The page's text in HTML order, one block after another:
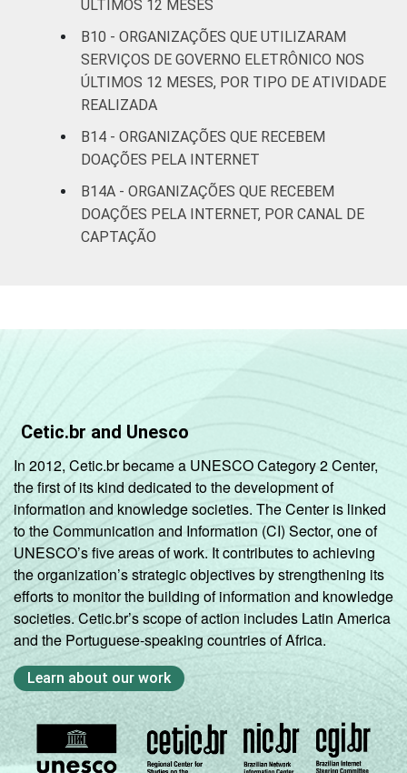
ÚLTIMOS 12 MESES
B10 - ORGANIZAÇÕES QUE UTILIZARAM
SERVIÇOS DE GOVERNO ELETRÔNICO NOS
ÚLTIMOS 12 MESES, POR TIPO DE ATIVIDADE
REALIZADA
B14 - ORGANIZAÇÕES QUE RECEBEM
DOAÇÕES PELA INTERNET
B14A - ORGANIZAÇÕES QUE RECEBEM
DOAÇÕES PELA INTERNET, POR CANAL DE
CAPTAÇÃO
Cetic.br and Unesco
In 2012, Cetic.br became a UNESCO Category 2 Center,
the first of its kind dedicated to the development of
information and knowledge societies. The Center is linked
to the Communication and Information (CI) Sector, one of
UNESCO’s five areas of work. It contributes to achieving
the organization’s strategic objectives by strengthening its
efforts to monitor the building of information and knowledge
societies. Cetic.br’s scope of action includes Latin America
and the Portuguese-speaking countries of Africa.
Learn about our work